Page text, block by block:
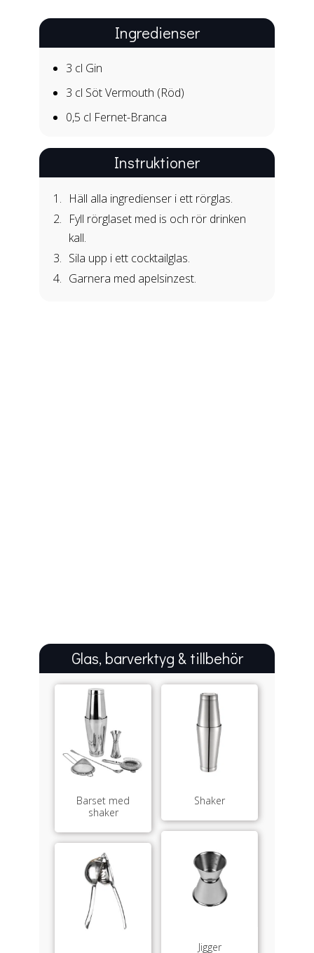
Ingredienser
3 cl Gin
3 cl Söt Vermouth (Röd)
0,5 cl Fernet-Branca
Instruktioner
Häll alla ingredienser i ett rörglas.
Fyll rörglaset med is och rör drinken
kall.
Sila upp i ett cocktailglas.
Garnera med apelsinzest.
Glas, barverktyg & tillbehör
Barset med
shaker
Shaker
Jigger